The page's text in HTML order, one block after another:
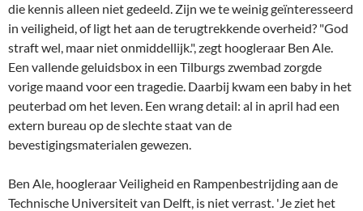
die kennis alleen niet gedeeld. Zijn we te weinig geïnteresseerd
in veiligheid, of ligt het aan de terugtrekkende overheid? "God
straft wel, maar niet onmiddellijk.", zegt hoogleraar Ben Ale.
Een vallende geluidsbox in een Tilburgs zwembad zorgde
vorige maand voor een tragedie. Daarbij kwam een baby in het
peuterbad om het leven. Een wrang detail: al in april had een
extern bureau op de slechte staat van de
bevestigingsmaterialen gewezen.
Ben Ale, hoogleraar Veiligheid en Rampenbestrijding aan de
Technische Universiteit van Delft, is niet verrast. 'Je ziet het